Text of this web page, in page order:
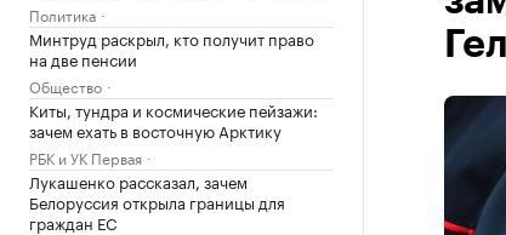
Политика
Минтруд раскрыл, кто получит право
на две пенсии
Общество
Киты, тундра и космические пейзажи:
зачем ехать в восточную Арктику
РБК и УК Первая
Лукашенко рассказал, зачем
Белоруссия открыла границы для
граждан ЕС